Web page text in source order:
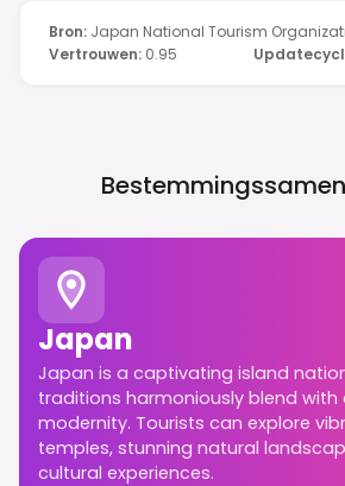
Bron: Japan National Tourism
Vertrouwen: 0.95
Japan
Japan is a captivating island
traditions harmoniously blend
modernity. Tourists can explore
temples, stunning natural
cultural experiences.